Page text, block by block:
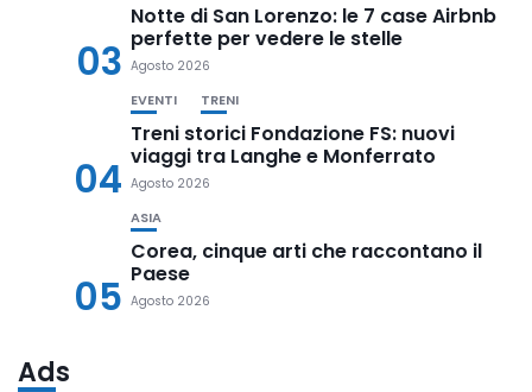
03
Notte di San Lorenzo: le 7 case Airbnb
perfette per vedere le stelle
Agosto 2026
04
EVENTI TRENI
Treni storici Fondazione FS: nuovi
viaggi tra Langhe e Monferrato
Agosto 2026
05
ASIA
Corea, cinque arti che raccontano il
Paese
Agosto 2026
Ads